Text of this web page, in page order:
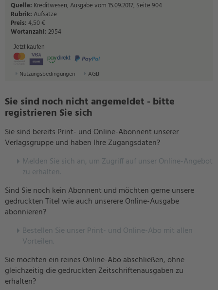
Quelle: Kreditwesen, Ausgabe vom 15.09.2017, Seite 904
Rubrik:Aufsätze
Preis:4,50 €
Wortanzahl:2954
Jetzt kaufen
Nutzungsbedingungen AGB
Sie sind noch nicht angemeldet - bitte
registrieren Sie sich
Sie sind bereits Print- und Online-Abonnent unserer
Verlagsgruppe und haben Ihre Zugangsdaten?
Melden Sie sich an, um Zugriff auf unser Online-Angebot
zu erhalten.
Sind Sie noch kein Abonnent und möchten gerne unsere
gedruckten Titel wie auch unserere Online-Ausgabe
abonnieren?
Bestellen Sie unser Print- und Online-Abo mit allen
Vorteilen.
Sie möchten ein reines Online-Abo abschließen, ohne
gleichzeitig die gedruckten Zeitschriftenausgaben zu
erhalten?